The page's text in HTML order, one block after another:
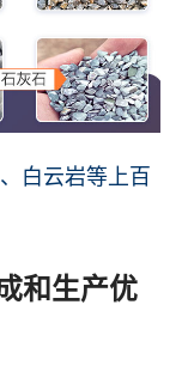
白云岩等上百
和生产优